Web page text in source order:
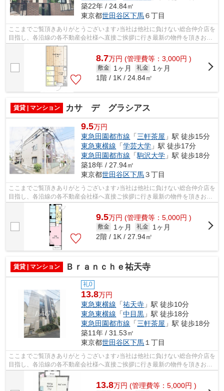
築22年 / 24.84㎡
東京都世田谷区下馬６丁目
ここまでご覧頂きありがとうございます♪当社は他社に負けない総合仲介店を
目指し、各沿線の各不動産会社様へ直接ご挨拶に行き最新の物件を頂きお客
様へ提供しております！最新の情報は...
8.7万円 (管理費等：3,000円 )
敷金 1ヶ月 礼金
1ヶ月
1階 / 1K / 24.84㎡
賃貸 | マンション カサ デ グラシアス
9.5万円
東急田園都市線 「三軒茶屋 」駅 徒歩15分
東急東横線 「学芸大学 」駅 徒歩17分
東急田園都市線 「駒沢大学 」駅 徒歩18分
築18年 / 27.94㎡
東京都世田谷区下馬３丁目
ここまでご覧頂きありがとうございます♪当社は他社に負けない総合仲介店を
目指し、各沿線の各不動産会社様へ直接ご挨拶に行き最新の物件を頂きお客
様へ提供しております！最新の情報は...
9.5万円 (管理費等：5,000円 )
敷金 1ヶ月 礼金
1ヶ月
2階 / 1K / 27.94㎡
賃貸 | マンション Ｂｒａｎｃｈｅ祐天寺
礼0
13.8万円
東急東横線 「祐天寺 」駅 徒歩10分
東急東横線 「中目黒 」駅 徒歩18分
東急田園都市線 「三軒茶屋 」駅 徒歩18分
築11年 / 31.53㎡
東京都世田谷区下馬 １丁目
ここまでご覧頂きありがとうございます♪当社は他社に負けない総合仲介店を
目指し、各沿線の各不動産会社様へ直接ご挨拶に行き最新の物件を頂きお客
様へ提供しております！最新の情報は...
13.8万円 (管理費等：5,000円 )